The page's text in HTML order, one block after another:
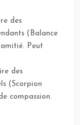
des
(Balance
Peut
des
(Scorpion
compassion.